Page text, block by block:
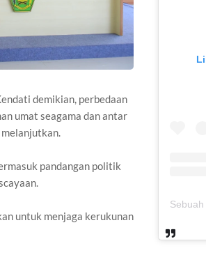
demikian, perbedaan
umat seagama dan antar
pandangan politik
untuk menjaga kerukunan